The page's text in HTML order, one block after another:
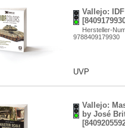
Vallejo:
Hersteller-
9788409179930
UVP
Vallejo:
by José